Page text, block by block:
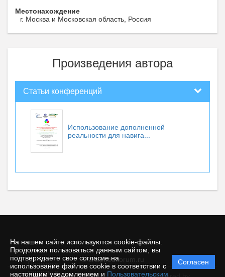
На нашем сайте используются cookie-файлы.
Продолжая пользоваться данным сайтом, вы
подтверждаете свое согласие на
использование файлов cookie в соответствии с
настоящим уведомлением и Пользовательским
Согласен
Местонахождение
г. Москва и Московская область, Россия
Произведения автора
Статьи конференций
Использование дополненной
реальности для навига...
© srcipt.editorum.ru
Политика
защиты и